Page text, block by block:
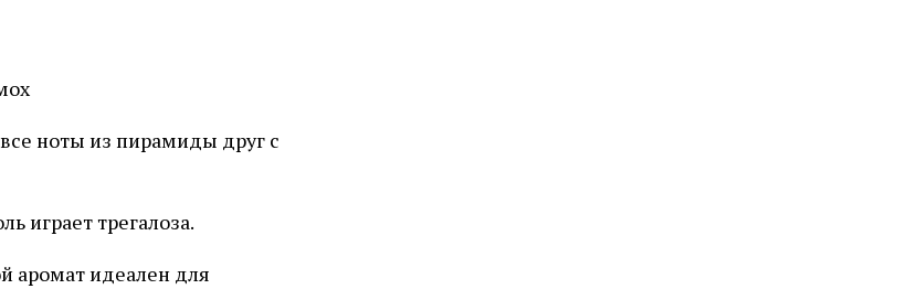
ноты из пирамиды друг с
играет трегалоза.
аромат идеален для